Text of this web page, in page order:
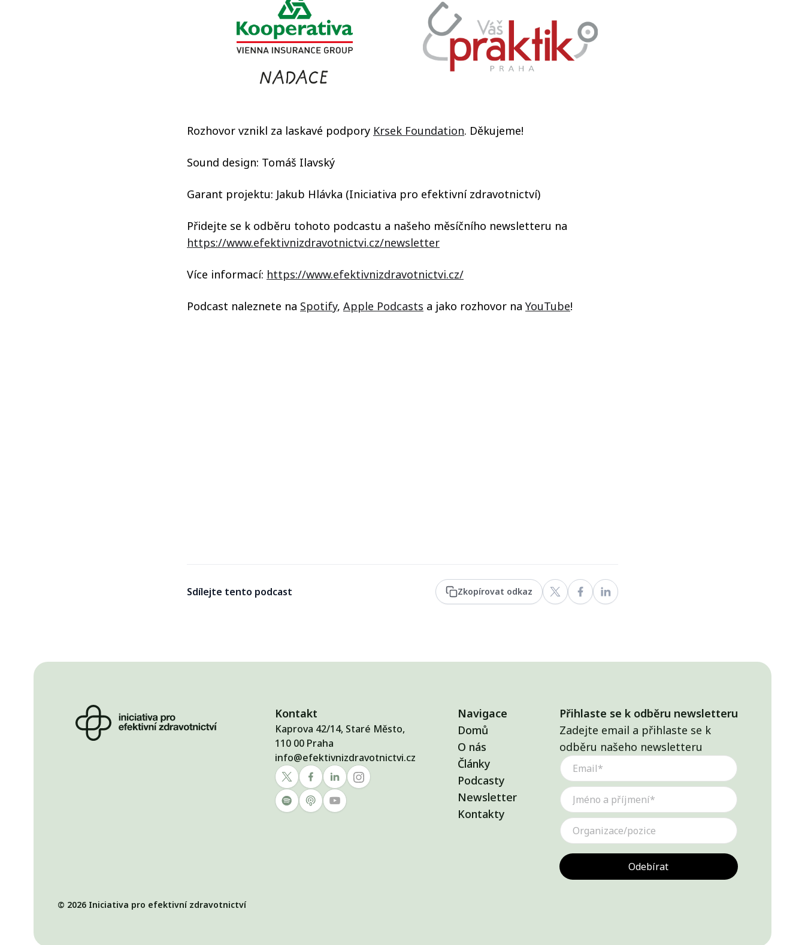
Rozhovor vznikl za laskavé podpory Krsek Foundation. Děkujeme!
Sound design: Tomáš Ilavský
Garant projektu: Jakub Hlávka (Iniciativa pro efektivní zdravotnictví)
Přidejte se k odběru tohoto podcastu a našeho měsíčního newsletteru na
https://www.efektivnizdravotnictvi.cz/newsletter
Více informací: https://www.efektivnizdravotnictvi.cz/
Podcast naleznete na Spotify, Apple Podcasts a jako rozhovor na YouTube!
Sdílejte tento podcast Zkopírovat odkaz
Kontakt
Kaprova 42/14, Staré Město,
110 00 Praha
info@efektivnizdravotnictvi.cz
Navigace
Domů
O nás
Články
Podcasty
Newsletter
Kontakty
Přihlaste se k odběru newsletteru
Zadejte email a přihlaste se k
odběru našeho newsletteru
© 2026 Iniciativa pro efektivní zdravotnictví